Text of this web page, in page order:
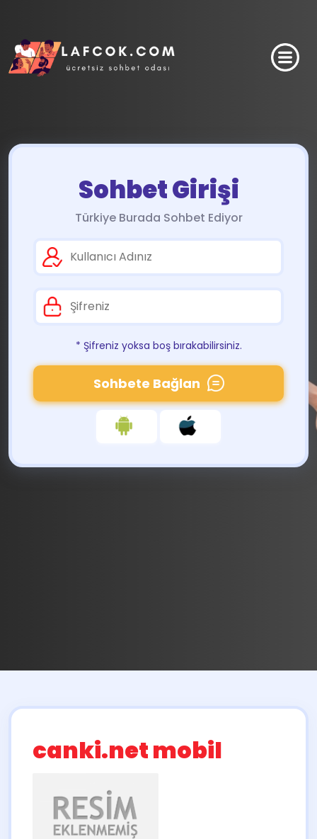
Sohbet Girişi
Türkiye Burada Sohbet Ediyor
* Şifreniz yoksa boş bırakabilirsiniz.
Sohbete Bağlan
canki.net mobil